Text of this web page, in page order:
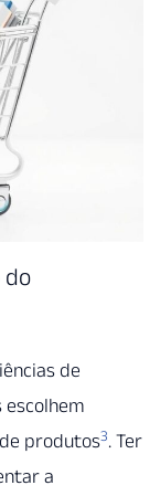
do
de
escolhem
produtos3. Ter
a